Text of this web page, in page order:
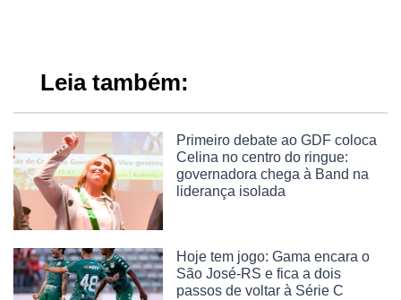
Leia também:
Primeiro debate ao GDF coloca
Celina no centro do ringue:
governadora chega à Band na
liderança isolada
Hoje tem jogo: Gama encara o
São José-RS e fica a dois
passos de voltar à Série C